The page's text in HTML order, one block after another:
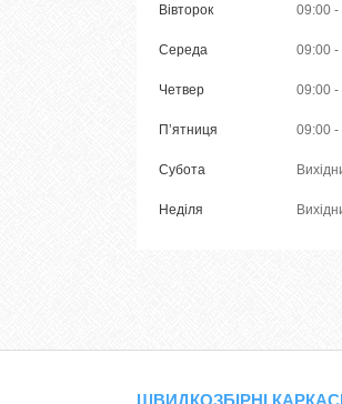
Вівторок 09:00
Середа 09:00
Четвер 09:00
Пʼятниця 09:00
Субота
Неділя
ШВИДКОЗБІРНІ